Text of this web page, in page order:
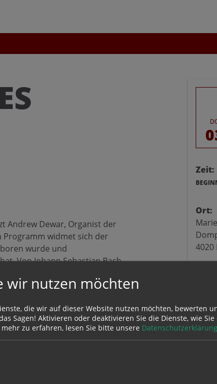
A
Andrew Dewar, Organist der
Programm widmet sich der
wurde und
Von Johann Sebastian Bach
Dewar durch rund 350 Jahre
ein tanzender Ausklang des
Zeit:
Ort:
4020
4020
wir nutzen möchten
die wir auf dieser Website nutzen möchten, bewerten
Sagen! Aktivieren oder deaktivieren Sie die Dienste, wie Sie
mehr zu erfahren, lesen Sie bitte unsere Datenschutzerklärung